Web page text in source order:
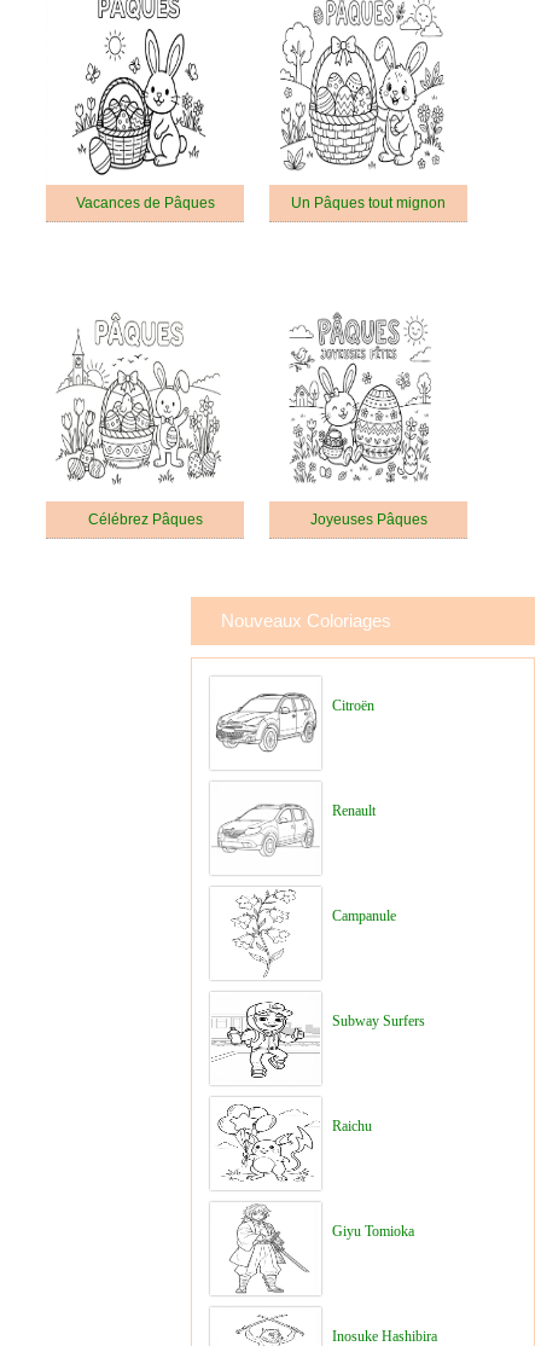
Vacances de Pâques Un Pâques tout mignon
Célébrez Pâques Joyeuses Pâques
Nouveaux Coloriages
Citroën
Renault
Campanule
Subway Surfers
Raichu
Giyu Tomioka
Inosuke Hashibira